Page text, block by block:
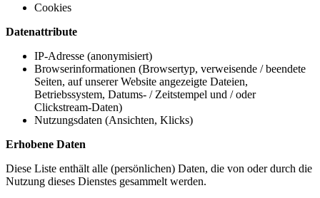
Cookies
Datenattribute
IP-Adresse (anonymisiert)
Browserinformationen (Browsertyp, verweisende / beendete
Seiten, auf unserer Website angezeigte Dateien,
Betriebssystem, Datums- / Zeitstempel und / oder
Clickstream-Daten)
Nutzungsdaten (Ansichten, Klicks)
Erhobene Daten
Diese Liste enthält alle (persönlichen) Daten, die von oder durch die
Nutzung dieses Dienstes gesammelt werden.